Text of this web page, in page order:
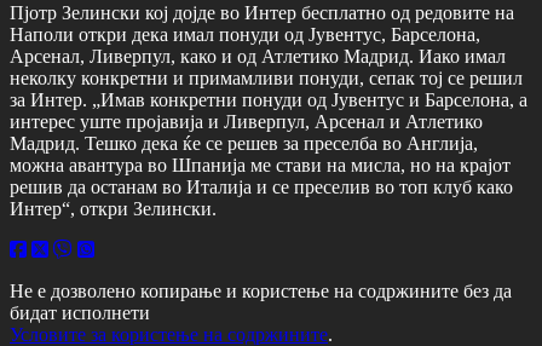
Пјотр Зелински кој дојде во Интер бесплатно од редовите на
Наполи откри дека имал понуди од Јувентус, Барселона,
Арсенал, Ливерпул, како и од Атлетико Мадрид. Иако имал
неколку конкретни и примамливи понуди, сепак тој се решил
за Интер. „Имав конкретни понуди од Јувентус и Барселона, а
интерес уште пројавија и Ливерпул, Арсенал и Атлетико
Мадрид. Тешко дека ќе се решев за преселба во Англија,
можна авантура во Шпанија ме стави на мисла, но на крајот
решив да останам во Италија и се преселив во топ клуб како
Интер“, откри Зелински.
Не е дозволено копирање и користење на содржините без да
бидат исполнети
Условите за користење на содржините.